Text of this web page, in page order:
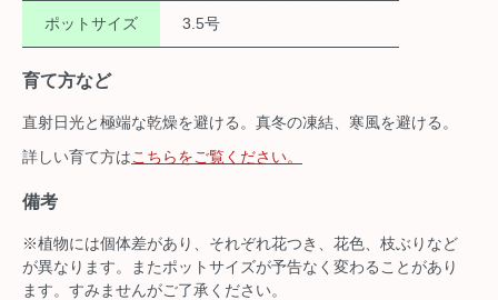
ポットサイズ 3.5号
育て方など
直射日光と極端な乾燥を避ける。真冬の凍結、寒風を避ける。
詳しい育て方はこちらをご覧ください。
備考
※植物には個体差があり、それぞれ花つき、花色、枝ぶりなど
が異なります。またポットサイズが予告なく変わることがあり
ます。すみませんがご了承ください。